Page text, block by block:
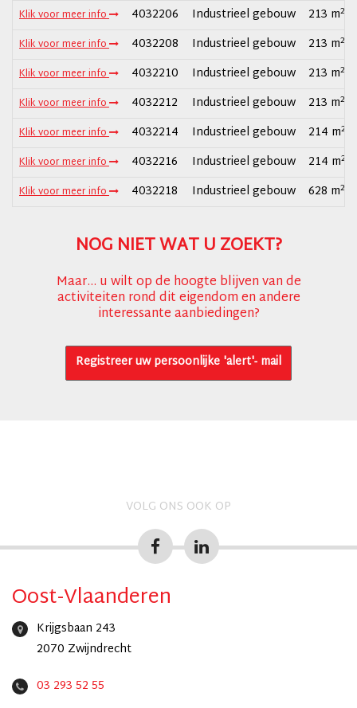
Klik voor meer info 4032206 Industrieel gebouw 213 m2
Klik voor meer info 4032208 Industrieel gebouw 213 m2
Klik voor meer info 4032210 Industrieel gebouw 213 m2
Klik voor meer info 4032212 Industrieel gebouw 213 m2
Klik voor meer info 4032214 Industrieel gebouw 214 m2
Klik voor meer info 4032216 Industrieel gebouw 214 m2
Klik voor meer info 4032218 Industrieel gebouw 628 m2
NOG NIET WAT U ZOEKT?
Maar... u wilt op de hoogte blijven van de
activiteiten rond dit eigendom en andere
interessante aanbiedingen?
Registreer uw persoonlijke 'alert'- mail
VOLG ONS OOK OP
Oost-Vlaanderen
Krijgsbaan 243
2070 Zwijndrecht
03 293 52 55